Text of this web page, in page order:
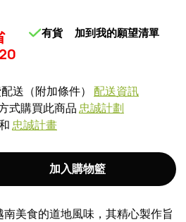
有貨 加到我的願望清單
送（附加條件） 配送資訊
式購買此商品忠誠計劃
忠誠計畫
加入購物籃
美食的道地風味，其精心製作旨